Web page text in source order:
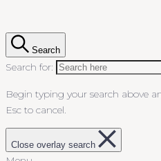
Search
Search for:
Begin typing your search above
Esc to cancel.
Close overlay search